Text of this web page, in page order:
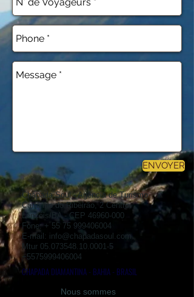
ENVOYER
Chapada Soul - Agência de Turismo
Caminho do Ribeirão, 2 Centro
Lençóis/BA - CEP 46960-000
Fone: + 55 75 999406004
E-mail: info@chapadasoul.com
Mtur 05.073548.10.0001-5
+5575999406004
CHAPADA DIAMANTINA - BAHIA - BRASIL
Nous sommes